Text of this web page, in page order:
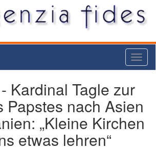
Kardinal Tagle zur
Papstes nach Asien
„Kleine Kirchen
etwas lehren“